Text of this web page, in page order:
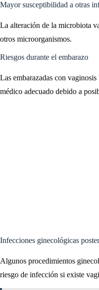
Mayor susceptibilidad a otras
La alteración de la microbiota
otros microorganismos.
Riesgos durante el embarazo
Las embarazadas con
médico adecuado debido a
Infecciones ginecológicas
Algunos procedimientos
riesgo de infección si existe